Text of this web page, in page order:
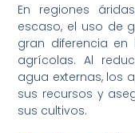
En regiones
escaso, el uso de
gran diferencia
agrícolas. Al
agua externas, los
sus recursos y
sus cultivos.